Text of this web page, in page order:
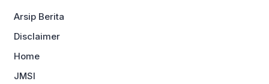
Arsip Berita
Disclaimer
Home
JMSI